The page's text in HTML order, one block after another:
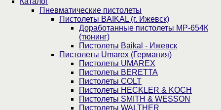
Пнев­ма­ти­чес­кие пистолеты
Пистолеты BAIKAL (г. Ижевск)
Доработанные пистолеты МР-654К
(тюнинг)
Пистолеты Baikal - Ижевск
Пистолеты Umarex (Германия)
Пистолеты UMAREX
Пистолеты BERETTA
Пистолеты COLT
Пистолеты HECKLER & KOCH
Пистолеты SMITH & WESSON
Пистолеты WALTHER